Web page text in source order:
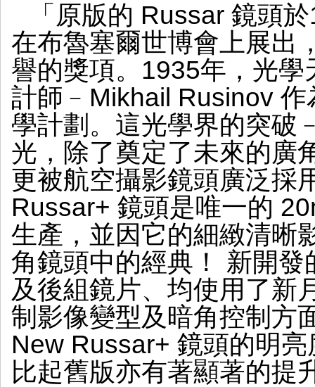
「原版的 Russar 鏡頭
在布魯塞爾世博會上展出
譽的獎項。1935年，光
計師﹣Mikhail Rusinov
學計劃。這光學界的突破
光，除了奠定了未來的廣
更被航空攝影鏡頭廣泛採
Russar+ 鏡頭是唯一的
生產，並因它的細緻清晰
角鏡頭中的經典！ 新開
及後組鏡片、均使用了新
制影像變型及暗角控制方
New Russar+ 鏡頭的明
比起舊版亦有著顯著的提